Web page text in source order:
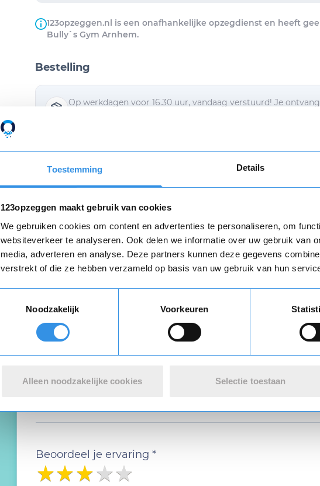
Toestemming Details
123opzeggen maakt gebruik van cookies
We gebruiken cookies om content en advertenties te personaliseren, om
websiteverkeer te analyseren. Ook delen we informatie over uw gebruik van
media, adverteren en analyse. Deze partners kunnen deze gegevens
verstrekt of die ze hebben verzameld op basis van uw gebruik van hun
Noodzakelijk
Voorkeuren
Alleen noodzakelijke cookies Selectie toestaan
123opzeggen.nl is een onafhankelijke opzegdienst en heeft
Bully`s Gym Arnhem.
Bestelling
Op werkdagen voor 16.30 uur, vandaag verstuurd! Je
Ik ga akkoord met de algemene voorwaarden
Privacyverklaringen algemene voorwaarden zijn van toepassing.
Beoordeel je ervaring *